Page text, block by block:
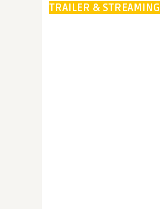
TRAILER & STREAMING